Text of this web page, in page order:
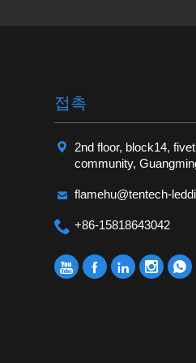
접촉

2nd floor, block14,
community,
 flamehu@tentech-
 +86-15818643042
    